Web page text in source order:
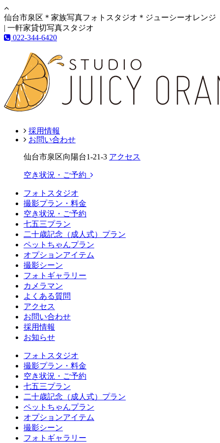
仙台市泉区＊家族写真フォトスタジオ＊ジューシーオレンジ
| 一軒家貸切写真スタジオ
022-344-6420
採用情報
お問い合わせ
仙台市泉区向陽台1-21-3 アクセス
空き状況・ご予約
フォトスタジオ
撮影プラン・料金
空き状況・ご予約
七五三プラン
二十歳記念（成人式）プラン
ペットちゃんプラン
オプションアイテム
撮影シーン
フォトギャラリー
カメラマン
よくある質問
アクセス
お問い合わせ
採用情報
お知らせ
フォトスタジオ
撮影プラン・料金
空き状況・ご予約
七五三プラン
二十歳記念（成人式）プラン
ペットちゃんプラン
オプションアイテム
撮影シーン
フォトギャラリー